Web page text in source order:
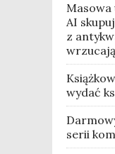
Masowa
AI
z
wydać
serii